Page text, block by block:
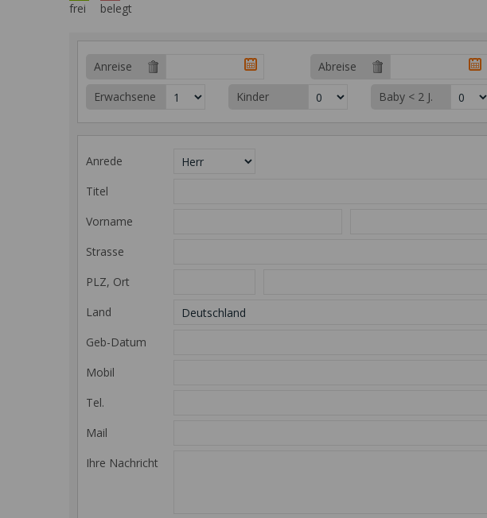
frei belegt
Anreise
Abreise
Erwachsene
Kinder Baby < 2 J.
Anrede
Titel
Vorname
Strasse
PLZ, Ort
Land
Geb-Datum
Mobil
Tel.
Mail
Ihre Nachricht